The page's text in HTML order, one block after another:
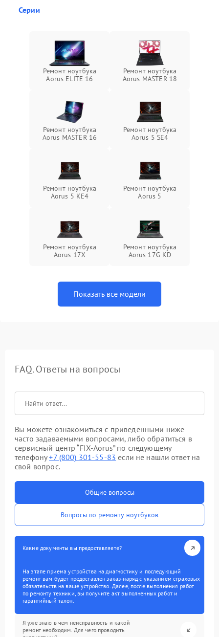
Серии
Ремонт ноутбука
Aorus ELITE 16
Ремонт ноутбука
Aorus MASTER 18
Ремонт ноутбука
Aorus MASTER 16
Ремонт ноутбука
Aorus 5 SE4
Ремонт ноутбука
Aorus 5 KE4
Ремонт ноутбука
Aorus 5
Ремонт ноутбука
Aorus 17X
Ремонт ноутбука
Aorus 17G KD
Показать все модели
FAQ. Ответы на вопросы
Вы можете ознакомиться с приведенными ниже
часто задаваемыми вопросами, либо обратиться в
сервисный центр “FIX-Aorus” по следующему
телефону+7 (800) 301-55-83 если не нашли ответ на
свой вопрос.
Общие вопросы
Вопросы по ремонту ноутбуков
Какие документы вы предоставляете?
На этапе приема устройства на диагностику и последующий
ремонт вам будет предоставлен заказ-наряд с указанием страховых
обязательств на ваше устройство. Далее, после выполнения работ
по ремонту техники, вы получите акт выполненных работ и
гарантийный талон.
Я уже знаю в чем неисправность и какой
ремонт необходим. Для чего проводить